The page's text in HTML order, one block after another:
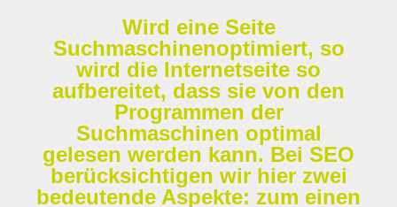
Wird eine Seite
Suchmaschinenoptimiert, so
wird die Internetseite so
aufbereitet, dass sie von den
Programmen der
Suchmaschinen optimal
gelesen werden kann. Bei SEO
berücksichtigen wir hier zwei
bedeutende Aspekte: zum einen